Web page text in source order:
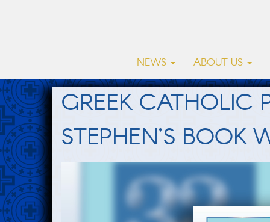
NEWS ABOUT US
GREEK CATHOLIC
STEPHEN’S BOOK